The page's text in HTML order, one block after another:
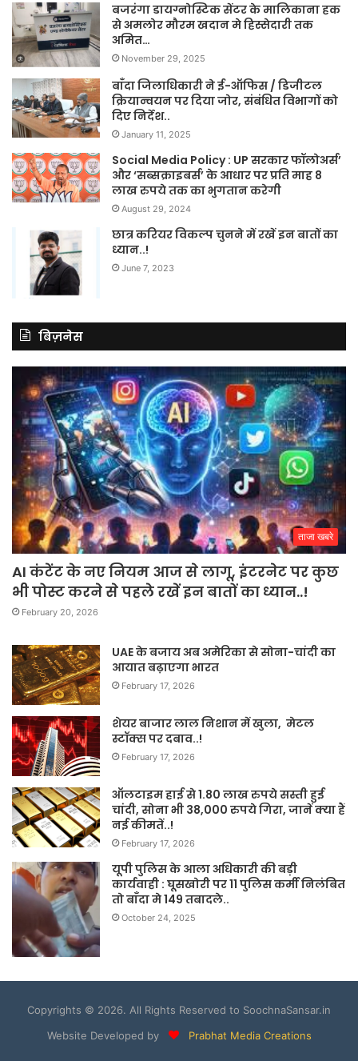
बजरंगा डायग्नोस्टिक सेंटर के मालिकाना हक
से अमलोर मौरम खदान मे हिस्सेदारी तक
अमित…
November 29, 2025
बाँदा जिलाधिकारी ने ई-ऑफिस / डिजीटल
क्रियान्वयन पर दिया जोर, संबंधित विभागों को
दिए निर्देश..
January 11, 2025
Social Media Policy : UP सरकार फॉलोअर्स’
और ‘सब्सक्राइबर्स’ के आधार पर प्रति माह 8
लाख रुपये तक का भुगतान करेगी
August 29, 2024
छात्र करियर विकल्प चुनने में रखें इन बातों का
ध्यान..!
June 7, 2023
बिज़नेस
ताजा खबरे
AI कंटेंट के नए नियम आज से लागू, इंटरनेट पर कुछ
भी पोस्ट करने से पहले रखें इन बातों का ध्यान..!
February 20, 2026
UAE के बजाय अब अमेरिका से सोना-चांदी का
आयात बढ़ाएगा भारत
February 17, 2026
शेयर बाजार लाल निशान में खुला, मेटल
स्टॉक्स पर दबाव..!
February 17, 2026
ऑलटाइम हाई से 1.80 लाख रुपये सस्ती हुई
चांदी, सोना भी 38,000 रुपये गिरा, जानें क्या हैं
नई कीमतें..!
February 17, 2026
यूपी पुलिस के आला अधिकारी की बड़ी
कार्यवाही : घूसखोरी पर 11 पुलिस कर्मी निलंबित
तो बाँदा मे 149 तबादले..
October 24, 2025
Copyrights © 2026. All Rights Reserved to SoochnaSansar.in
Website Developed by
Prabhat Media Creations